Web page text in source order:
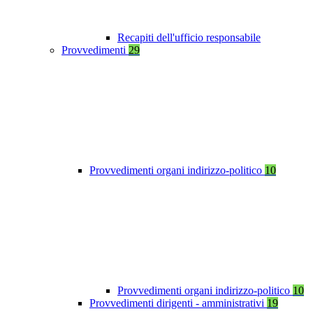
Recapiti dell'ufficio responsabile
Provvedimenti 29
Provvedimenti organi indirizzo-politico 10
Provvedimenti organi indirizzo-politico 10
Provvedimenti dirigenti - amministrativi 19